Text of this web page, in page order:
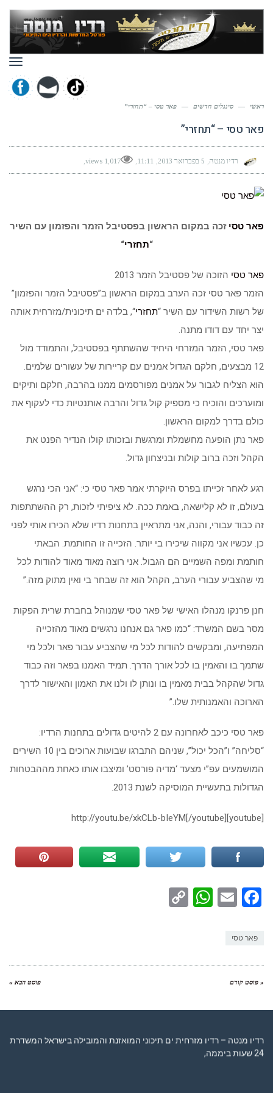
ראשי — סינגלים חדשים — פאר טסי – “תחזרי”
פאר טסי – “תחזרי”
רדיו מנטה 5 בפברואר 2013 11:11
1,017 views
פאר טסי זכה במקום הראשון בפסטיבל הזמר והפזמון עם השיר
“תחזרי“
פאר טסי הזוכה של פסטיבל הזמר 2013
הזמר פאר טסי זכה הערב במקום הראשון ב”פסטיבל הזמר והפזמון”
של רשות השידור עם השיר “תחזרי“, בלדה ים תיכונית/מזרחית אותה
יצר יחד עם דודו מתנה.
פאר טסי, הזמר המזרחי היחיד שהשתתף בפסטיבל, והתמודד מול
12 מבצעים, חלקם הגדול אמנים עם קריירות של עשורים שלמים.
הוא הצליח לגבור על אמנים מפורסמים ממנו בהרבה, חלקם ותיקים
ומוערכים והוכיח כי מספיק קול גדול והרבה אותנטיות כדי לעקוף את
כולם בדרך למקום הראשון.
פאר נתן הופעה מחשמלת ומרגשת ובזכותו קולו הנדיר הפנט את
הקהל וזכה ברוב קולות ובניצחון גדול.
רגע לאחר זכייתו בפרס היוקרתי אמר פאר טסי כי: “אני הכי נרגש
בעולם, זו לא קלישאה, באמת ככה. לא ציפיתי לזכות, רק ההשתתפות
זה כבוד עבורי, והנה, אני מתראיין בתחנות רדיו שלא הכירו אותי לפני
כן. עכשיו אני מקווה שיכירו בי יותר. הזכייה זו החותמת. הבאתי
חותמת ומפה השמיים הם הגבול. אני רוצה מאוד מאוד להודות לכל
מי שהצביע עבורי הערב, הקהל הוא זה שבחר בי ואין מתוק מזה.”
חנן פרנקו מנהלו האישי של פאר טסי שמנוהל בחברת שרית הפקות
מסר בשם המשרד: “כמו פאר גם אנחנו נרגשים מאוד מהזכייה
המפתיעה, ומבקשים להודות לכל מי שהצביע עבור פאר ולכל מי
שתמך בו והאמין בו לכל אורך הדרך. תמיד האמנו בפאר וזה כבוד
גדול שהקהל בבית מאמין בו ונותן לו ולנו את האמון והאישור לדרך
הארוכה והאמנותית שלו.”
פאר טסי כיכב לאחרונה עם 2 להיטים גדולים בתחנות הרדיו:
“סליחה” ו”הכל יכול”, שניהם התברגו שבועות ארוכים בין 10 השירים
המושמעים עפ”י מצעד ‘מדיה פורסט’ ומיצבו אותו כאחת מההבטחות
הגדולות בתעשיית המוסיקה לשנת 2013.
[youtube]http://youtu.be/xkCLb-bIeYM[/youtube]
Facebook
Email
WhatsApp
פאר טסי
« פוסט קודם פוסט הבא »
רדיו מנטה – רדיו מזרחית ים תיכוני המואזנת והמובילה בישראל המשדרת
24 שעות ביממה,